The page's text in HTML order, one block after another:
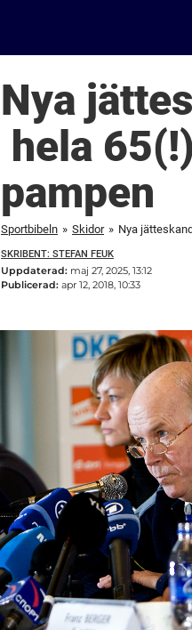
Nya
hela
pampen
Sportbibeln » Skidor » Nya
SKRIBENT: STEFAN FEUK
Uppdaterad: maj 27, 2025, 13:12
Publicerad: apr 12, 2018, 10:33